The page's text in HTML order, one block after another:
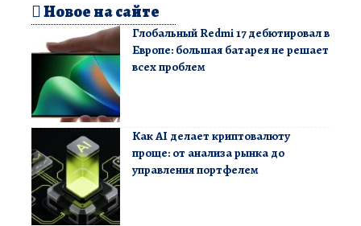
Новое на сайте
Глобальный Redmi 17 дебютировал в
Европе: большая батарея не решает
всех проблем
Как AI делает криптовалюту
проще: от анализа рынка до
управления портфелем